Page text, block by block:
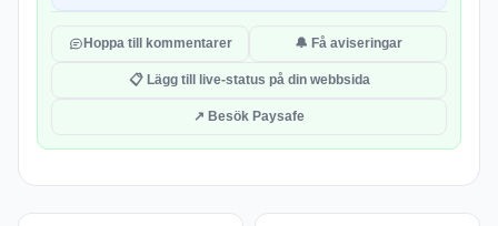
Hoppa till kommentarer 🔔 Få aviseringar
📋 Lägg till live-status på din webbsida
↗ Besök Paysafe